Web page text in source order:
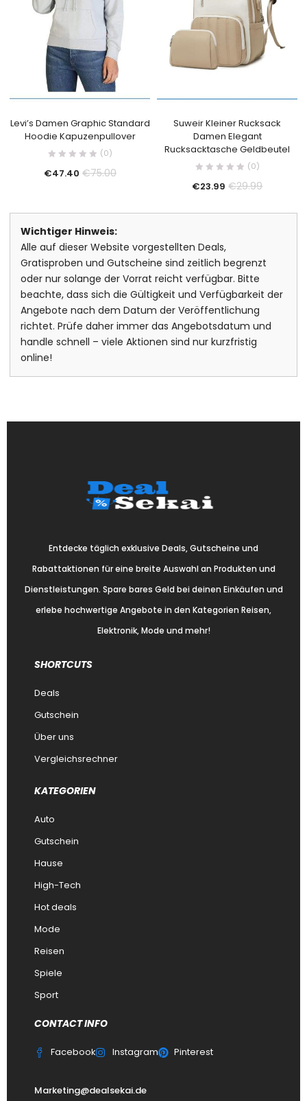
Levi’s Damen Graphic Standard
Hoodie Kapuzenpullover
(0)
€47.40 €75.00
Suweir Kleiner Rucksack
Damen Elegant
Rucksacktasche Geldbeutel
(0)
€23.99 €29.99
Wichtiger Hinweis:
Alle auf dieser Website vorgestellten Deals,
Gratisproben und Gutscheine sind zeitlich begrenzt
oder nur solange der Vorrat reicht verfügbar. Bitte
beachte, dass sich die Gültigkeit und Verfügbarkeit der
Angebote nach dem Datum der Veröffentlichung
richtet. Prüfe daher immer das Angebotsdatum und
handle schnell – viele Aktionen sind nur kurzfristig
online!
Entdecke täglich exklusive Deals, Gutscheine und
Rabattaktionen für eine breite Auswahl an Produkten und
Dienstleistungen. Spare bares Geld bei deinen Einkäufen und
erlebe hochwertige Angebote in den Kategorien Reisen,
Elektronik, Mode und mehr!
SHORTCUTS
Deals
Gutschein
Über uns
Vergleichsrechner
KATEGORIEN
Auto
Gutschein
Hause
High-Tech
Hot deals
Mode
Reisen
Spiele
Sport
CONTACT INFO
Facebook Instagram Pinterest
Marketing@dealsekai.de